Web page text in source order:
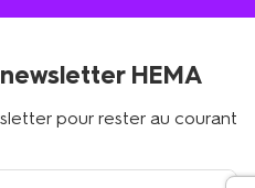
HEMA
pour rester au courant